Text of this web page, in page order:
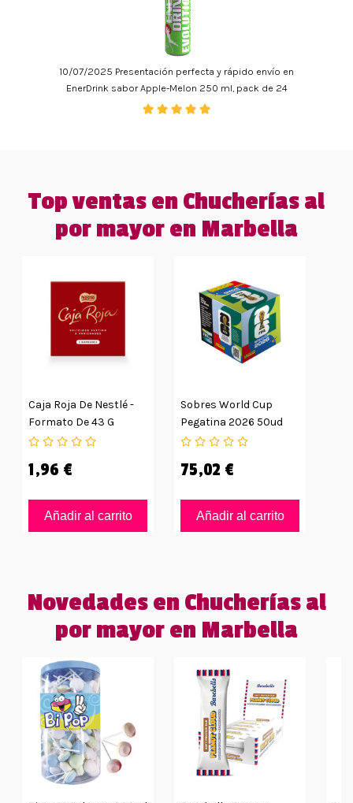
10/07/2025 Presentación perfecta y rápido envío en
EnerDrink sabor Apple-Melon 250 ml, pack de 24
Top ventas en Chucherías al
por mayor en Marbella
Caja Roja De Nestlé -
Formato De 43 G
1,96 €
Añadir al carrito
Sobres World Cup
Pegatina 2026 50ud
75,02 €
Añadir al carrito
Novedades en Chucherías al
por mayor en Marbella